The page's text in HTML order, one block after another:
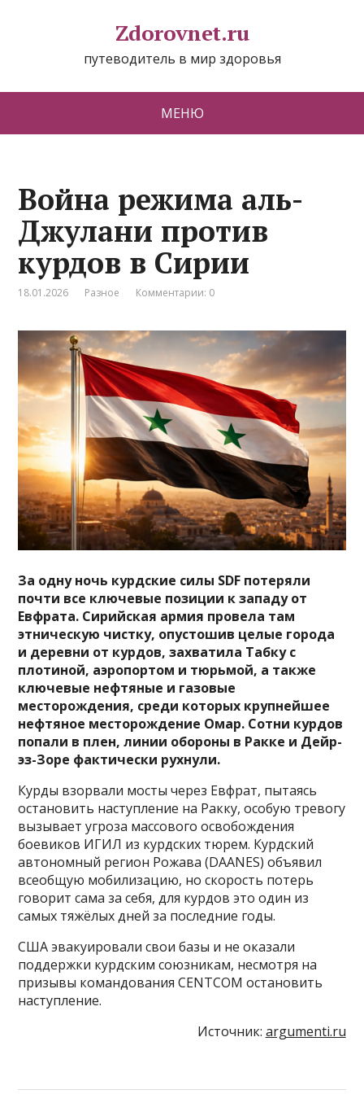
Zdorovnet.ru
путеводитель в мир здоровья
МЕНЮ
Война режима аль-
Джулани против
курдов в Сирии
18.01.2026 Разное Комментарии: 0
За одну ночь курдские силы SDF потеряли
почти все ключевые позиции к западу от
Евфрата. Сирийская армия провела там
этническую чистку, опустошив целые города
и деревни от курдов, захватила Табку с
плотиной, аэропортом и тюрьмой, а также
ключевые нефтяные и газовые
месторождения, среди которых крупнейшее
нефтяное месторождение Омар. Сотни курдов
попали в плен, линии обороны в Ракке и Дейр-
эз-Зоре фактически рухнули.
Курды взорвали мосты через Евфрат, пытаясь
остановить наступление на Ракку, особую тревогу
вызывает угроза массового освобождения
боевиков ИГИЛ из курдских тюрем. Курдский
автономный регион Рожава (DAANES) объявил
всеобщую мобилизацию, но скорость потерь
говорит сама за себя, для курдов это один из
самых тяжёлых дней за последние годы.
США эвакуировали свои базы и не оказали
поддержки курдским союзникам, несмотря на
призывы командования CENTCOM остановить
наступление.
Источник: argumenti.ru